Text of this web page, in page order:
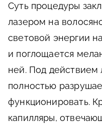
Суть процедуры
лазером на
световой энергии
и поглощается
ней. Под действием
полностью
функционировать.
капилляры,